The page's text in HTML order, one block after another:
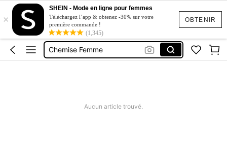
OBTENIR
×
SHEIN - Mode en ligne pour femmes
Téléchargez l’app & obtenez -30% sur votre
première commande !
(1,345)
Chandail Femme
Top
T Shirts Femme
Chemise Femme
Aucun article trouvé.